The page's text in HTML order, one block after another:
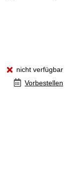
nicht verfügbar
Vorbestellen